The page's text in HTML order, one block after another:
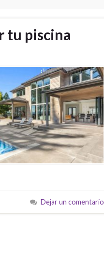
tu piscina
Dejar un comentario